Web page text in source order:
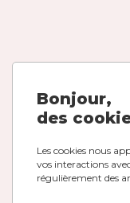
Bonjour,
des
Les cookies nous
vos interactions
régulièrement des